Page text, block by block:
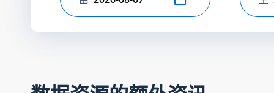
选择开始日期 选